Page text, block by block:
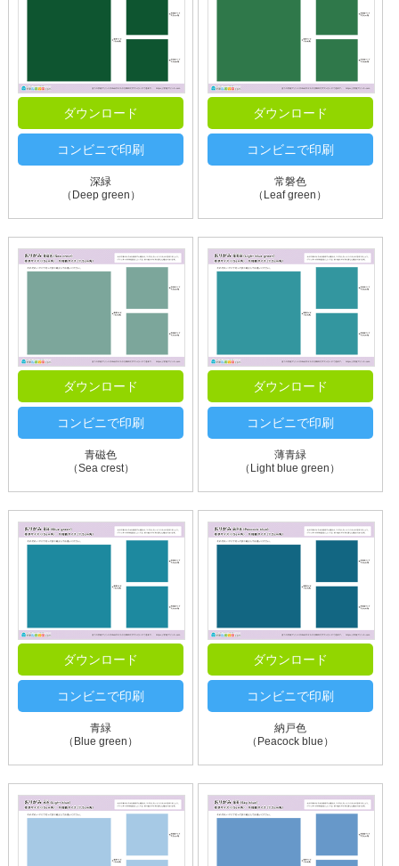
ダウンロード
コンビニで印刷
深緑
（Deep green）
ダウンロード
コンビニで印刷
常磐色
（Leaf green）
ダウンロード
コンビニで印刷
青磁色
（Sea crest）
ダウンロード
コンビニで印刷
薄青緑
（Light blue green）
ダウンロード
コンビニで印刷
青緑
（Blue green）
ダウンロード
コンビニで印刷
納戸色
（Peacock blue）